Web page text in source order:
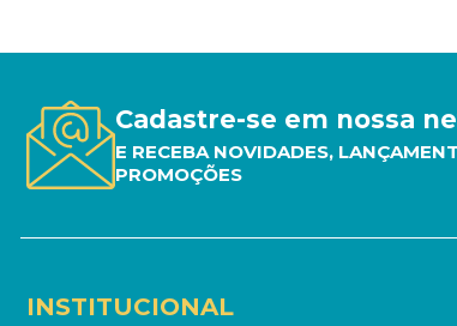
Cadastre-se em nossa
E RECEBA NOVIDADES,
PROMOÇÕES
INSTITUCIONAL